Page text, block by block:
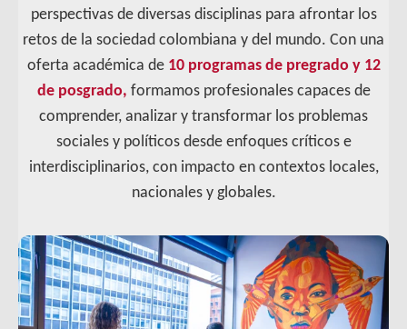
perspectivas de diversas disciplinas para afrontar los
retos de la sociedad colombiana y del mundo. Con una
oferta académica de 10 programas de pregrado y 12
de posgrado, formamos profesionales capaces de
comprender, analizar y transformar los problemas
sociales y políticos desde enfoques críticos e
interdisciplinarios, con impacto en contextos locales,
nacionales y globales.